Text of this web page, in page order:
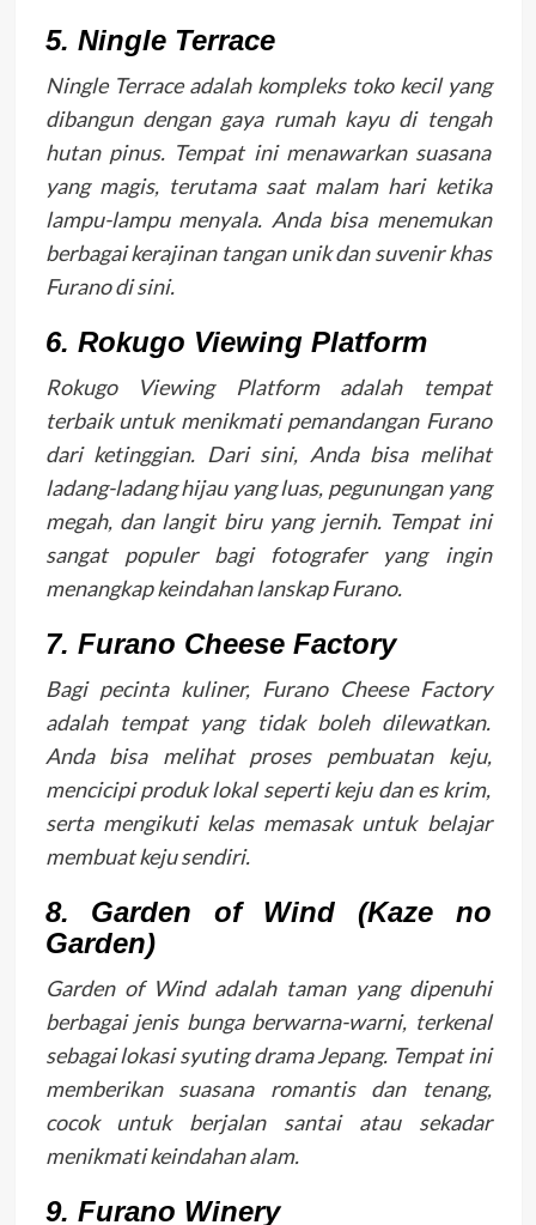
5. Ningle Terrace
Ningle Terrace adalah kompleks toko kecil yang
dibangun dengan gaya rumah kayu di tengah
hutan pinus. Tempat ini menawarkan suasana
yang magis, terutama saat malam hari ketika
lampu-lampu menyala. Anda bisa menemukan
berbagai kerajinan tangan unik dan suvenir khas
Furano di sini.
6. Rokugo Viewing Platform
Rokugo Viewing Platform adalah tempat
terbaik untuk menikmati pemandangan Furano
dari ketinggian. Dari sini, Anda bisa melihat
ladang-ladang hijau yang luas, pegunungan yang
megah, dan langit biru yang jernih. Tempat ini
sangat populer bagi fotografer yang ingin
menangkap keindahan lanskap Furano.
7. Furano Cheese Factory
Bagi pecinta kuliner, Furano Cheese Factory
adalah tempat yang tidak boleh dilewatkan.
Anda bisa melihat proses pembuatan keju,
mencicipi produk lokal seperti keju dan es krim,
serta mengikuti kelas memasak untuk belajar
membuat keju sendiri.
8. Garden of Wind (Kaze no
Garden)
Garden of Wind adalah taman yang dipenuhi
berbagai jenis bunga berwarna-warni, terkenal
sebagai lokasi syuting drama Jepang. Tempat ini
memberikan suasana romantis dan tenang,
cocok untuk berjalan santai atau sekadar
menikmati keindahan alam.
9. Furano Winery